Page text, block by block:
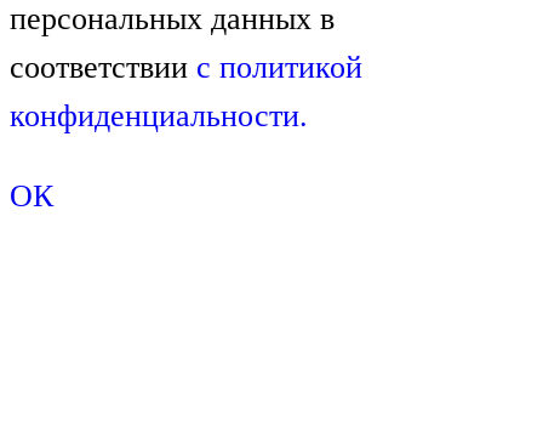
персональных данных в
соответствии с политикой
конфиденциальности.
ОК